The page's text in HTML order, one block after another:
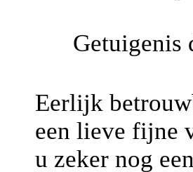
Getuigenis
Eerlijk
een lieve fijne
u zeker nog